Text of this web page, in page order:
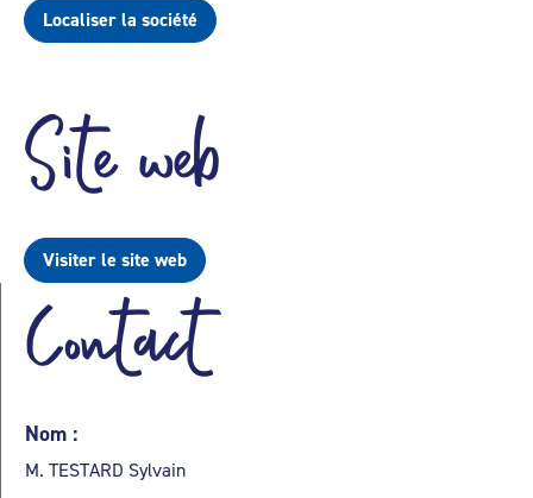
Localiser la société
Site web
Visiter le site web
Contact
Nom :
M. TESTARD Sylvain